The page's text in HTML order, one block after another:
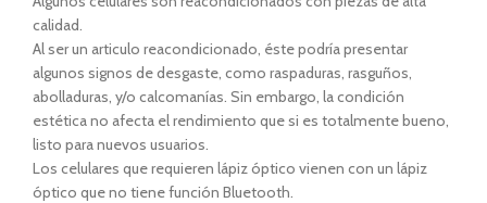
calidad.
Al ser un articulo reacondicionado, éste podría presentar
algunos signos de desgaste, como raspaduras, rasguños,
abolladuras, y/o calcomanías. Sin embargo, la condición
estética no afecta el rendimiento que si es totalmente bueno,
listo para nuevos usuarios.
Los celulares que requieren lápiz óptico vienen con un lápiz
óptico que no tiene función Bluetooth.